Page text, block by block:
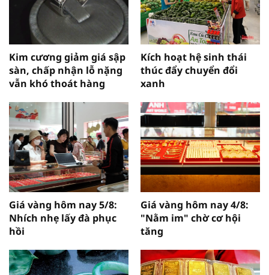
Kim cương giảm giá sập
sàn, chấp nhận lỗ nặng
vẫn khó thoát hàng
Kích hoạt hệ sinh thái
thúc đẩy chuyển đổi
xanh
Giá vàng hôm nay 5/8:
Nhích nhẹ lấy đà phục
hồi
Giá vàng hôm nay 4/8:
"Nằm im" chờ cơ hội
tăng